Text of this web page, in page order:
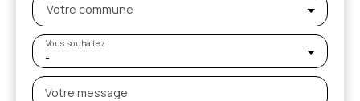
Votre commune
-
Vous souhaitez
Votre message